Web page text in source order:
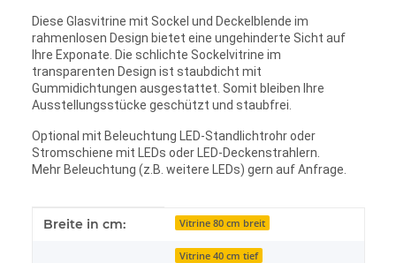
Diese Glasvitrine mit Sockel und Deckelblende im
rahmenlosen Design bietet eine ungehinderte Sicht auf
Ihre Exponate. Die schlichte Sockelvitrine im
transparenten Design ist staubdicht mit
Gummidichtungen ausgestattet. Somit bleiben Ihre
Ausstellungsstücke geschützt und staubfrei.
Optional mit Beleuchtung LED-Standlichtrohr oder
Stromschiene mit LEDs oder LED-Deckenstrahlern.
Mehr Beleuchtung (z.B. weitere LEDs) gern auf Anfrage.
Produkteigenschaft
Wert
Breite in cm: Vitrine 80 cm breit
Vitrine 40 cm tief